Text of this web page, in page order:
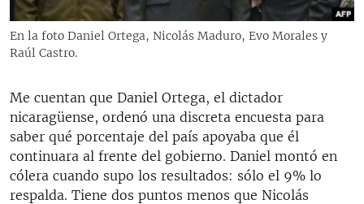
RADIO MARTÍ
ESPECIALES
LA REALIDAD DE LA VIVIENDA EN CUBA
SER VIEJO EN CUBA
KENTU-CUBANO
LOS SANTOS DE HIALEAH
EDITORIALES
SÍGUENOS
En la foto Daniel Ortega, Nicolás Maduro, Evo Morales y
Raúl Castro.
Me cuentan que Daniel Ortega, el dictador
nicaragüense, ordenó una discreta encuesta para
saber qué porcentaje del país apoyaba que él
continuara al frente del gobierno. Daniel montó en
cólera cuando supo los resultados: sólo el 9% lo
respalda. Tiene dos puntos menos que Nicolás